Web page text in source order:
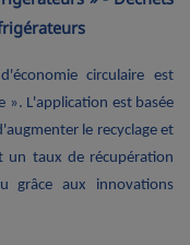
circulaire est
». L'application est basée
le recyclage et
un taux de récupération
grâce aux innovations